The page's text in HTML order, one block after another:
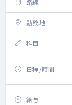
路線
勤務地
科目
日程/時間
給与